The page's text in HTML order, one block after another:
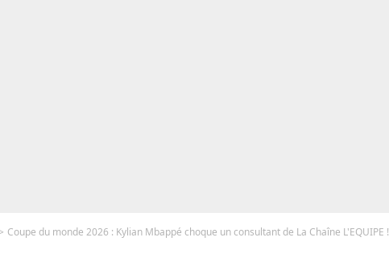
Coupe du monde 2026 : Kylian Mbappé choque un consultant de La Chaîne L'EQUIPE !